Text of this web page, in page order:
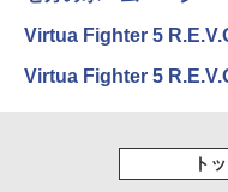
On
異世
Virtua Fighter 5
Virtua Fighter 5
ト